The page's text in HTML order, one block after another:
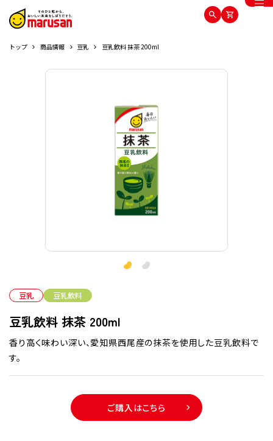
トップ 商品情報 豆乳 豆乳飲料 抹茶 200ml
豆乳 豆乳飲料
豆乳飲料 抹茶 200ml
香り高く味わい深い、愛知県西尾産の抹茶を使用した豆乳飲料で
す。
ご購入はこちら